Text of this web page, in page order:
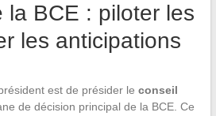
la BCE : piloter les
les anticipations
est de présider le conseil
de décision principal de la BCE. Ce